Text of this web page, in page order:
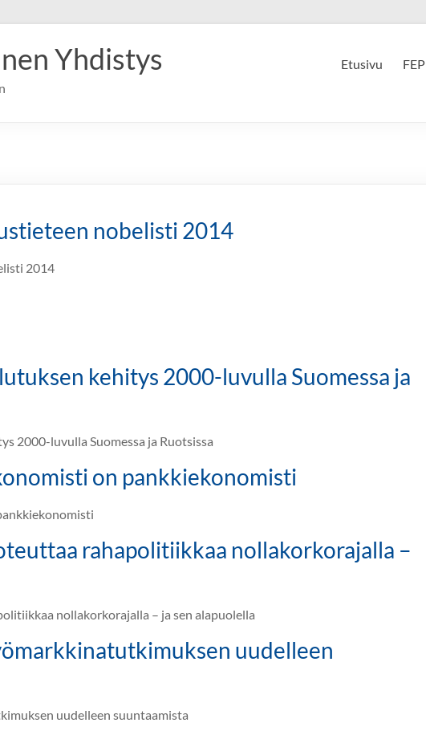
Yhdistys Etusivu FEP
nobelisti 2014
2014
kehitys 2000-luvulla Suomessa ja
2000-luvulla Suomessa ja Ruotsissa
on pankkiekonomisti
rahapolitiikkaa nollakorkorajalla –
nollakorkorajalla – ja sen alapuolella
uudelleen
uudelleen suuntaamista